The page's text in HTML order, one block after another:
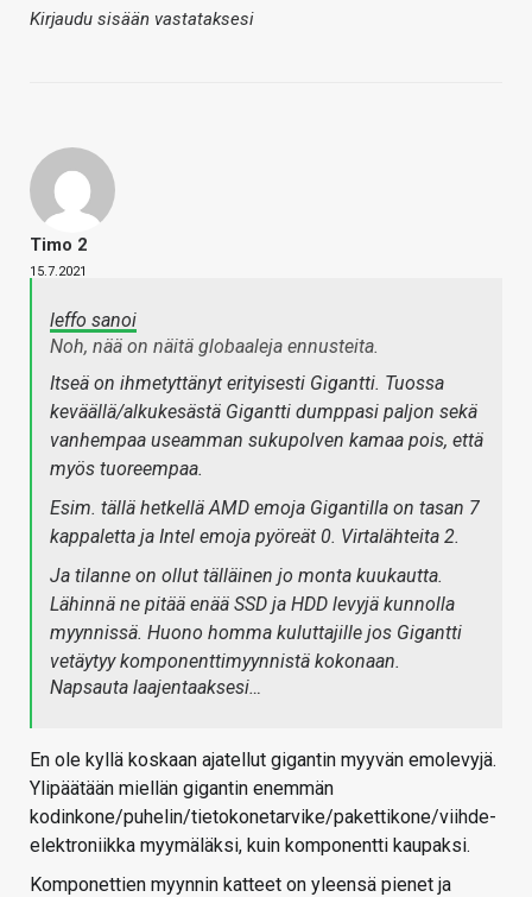
Kirjaudu sisään vastataksesi
Timo 2
15.7.2021
leffo sanoi
Noh, nää on näitä globaaleja ennusteita.
Itseä on ihmetyttänyt erityisesti Gigantti. Tuossa
keväällä/alkukesästä Gigantti dumppasi paljon sekä
vanhempaa useamman sukupolven kamaa pois, että
myös tuoreempaa.
Esim. tällä hetkellä AMD emoja Gigantilla on tasan 7
kappaletta ja Intel emoja pyöreät 0. Virtalähteita 2.
Ja tilanne on ollut tälläinen jo monta kuukautta.
Lähinnä ne pitää enää SSD ja HDD levyjä kunnolla
myynnissä. Huono homma kuluttajille jos Gigantti
vetäytyy komponenttimyynnistä kokonaan.
Napsauta laajentaaksesi…
En ole kyllä koskaan ajatellut gigantin myyvän emolevyjä.
Ylipäätään miellän gigantin enemmän
kodinkone/puhelin/tietokonetarvike/pakettikone/viihde-
elektroniikka myymäläksi, kuin komponentti kaupaksi.
Komponettien myynnin katteet on yleensä pienet ja